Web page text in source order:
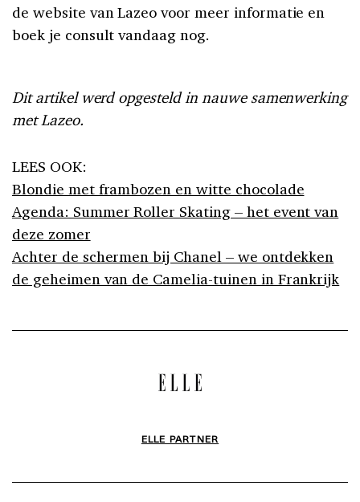
de website van Lazeo voor meer informatie en
boek je consult vandaag nog.
Dit artikel werd opgesteld in nauwe samenwerking
met Lazeo.
LEES OOK:
Blondie met frambozen en witte chocolade
Agenda: Summer Roller Skating – het event van
deze zomer
Achter de schermen bij Chanel – we ontdekken
de geheimen van de Camelia-tuinen in Frankrijk
ELLE PARTNER